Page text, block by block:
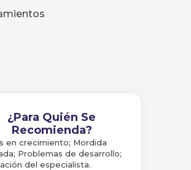
¿Para Quién Se
Recomienda?
en crecimiento; Mordida
Problemas de desarrollo;
del especialista.